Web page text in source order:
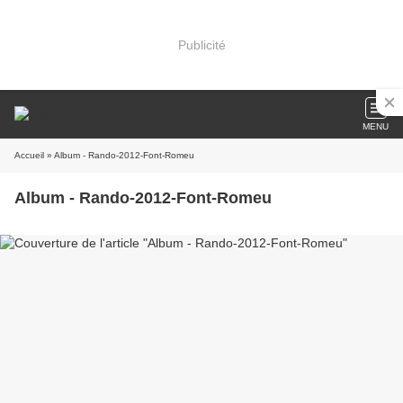
Publicité
MENU
Accueil » Album - Rando-2012-Font-Romeu
Album - Rando-2012-Font-Romeu